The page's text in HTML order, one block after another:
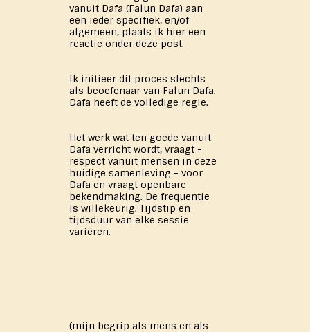
vanuit Dafa (Falun Dafa) aan
een ieder specifiek, en/of
algemeen, plaats ik hier een
reactie onder deze post.
Ik initieer dit proces slechts
als beoefenaar van Falun Dafa.
Dafa heeft de volledige regie.
Het werk wat ten goede vanuit
Dafa verricht wordt, vraagt -
respect vanuit mensen in deze
huidige samenleving - voor
Dafa en vraagt openbare
bekendmaking. De frequentie
is willekeurig. Tijdstip en
tijdsduur van elke sessie
variëren.
(mijn begrip als mens en als